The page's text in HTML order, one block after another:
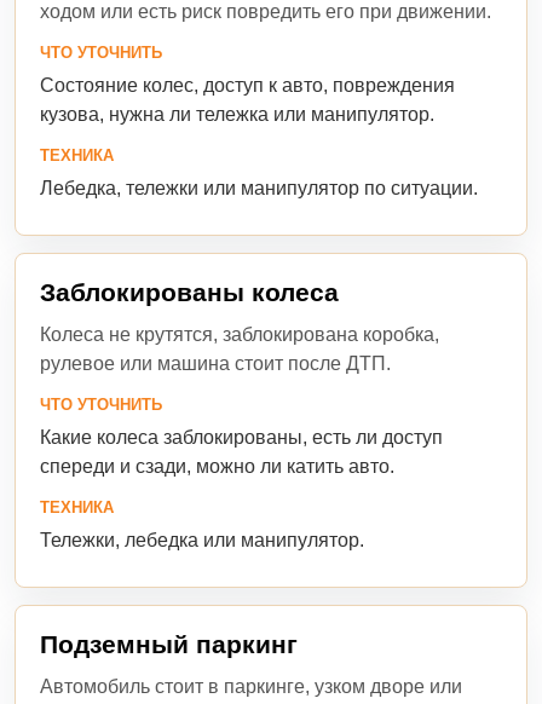
ходом или есть риск повредить его при движении.
ЧТО УТОЧНИТЬ
Состояние колес, доступ к авто, повреждения
кузова, нужна ли тележка или манипулятор.
ТЕХНИКА
Лебедка, тележки или манипулятор по ситуации.
Заблокированы колеса
Колеса не крутятся, заблокирована коробка,
рулевое или машина стоит после ДТП.
ЧТО УТОЧНИТЬ
Какие колеса заблокированы, есть ли доступ
спереди и сзади, можно ли катить авто.
ТЕХНИКА
Тележки, лебедка или манипулятор.
Подземный паркинг
Автомобиль стоит в паркинге, узком дворе или